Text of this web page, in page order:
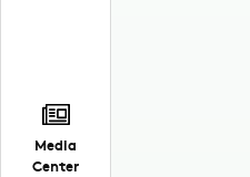
Media
Center